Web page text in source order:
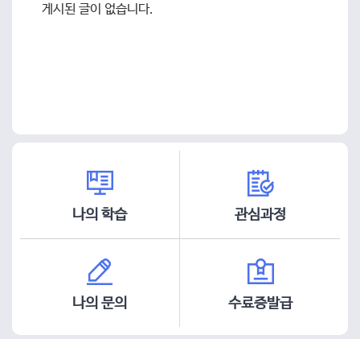
게시된 글이 없습니다.
나의 학습 관심과정
나의 문의 수료증발급